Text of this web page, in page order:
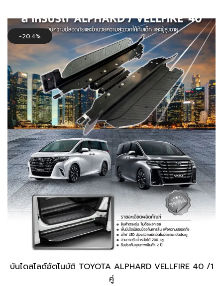
54,000฿.49,000฿.
20.4%
บันไดสไลด์อัตโนมัติ TOYOTA ALPHARD VELLFIRE 40 /1
คู่